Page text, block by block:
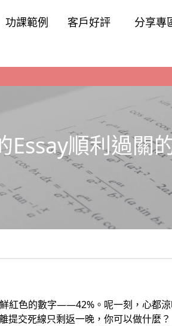
功課範例 客戶好評 分享專
順利過關
紅色的數字——42%。呢一刻，心都
提交死線只剩返一晚，你可以做什麼？